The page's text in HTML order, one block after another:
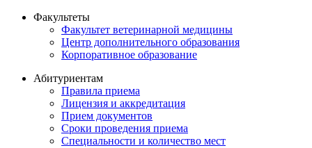
Факультеты
Факультет ветеринарной медицины
Центр дополнительного образования
Корпоративное образование
Абитуриентам
Правила приема
Лицензия и аккредитация
Прием документов
Сроки проведения приема
Специальности и количество мест